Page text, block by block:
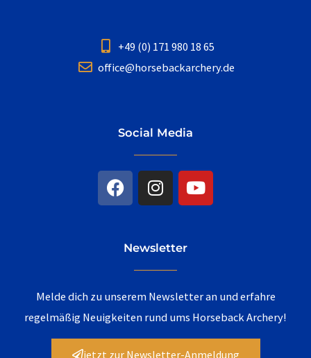
+49 (0) 171 980 18 65
office@horsebackarchery.de
Social Media
F
a
c
k
I
n
s
a
g
a
m
Y
o
u
Newsletter
Melde dich zu unserem Newsletter an und erfahre
regelmäßig Neuigkeiten rund ums Horseback Archery!
jetzt zur Newsletter-Anmeldung